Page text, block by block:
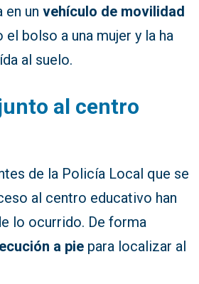
en unvehículo de movilidad
el bolso a una mujer y la ha
al suelo.
al centro
de la Policía Local que se
al centro educativo han
lo ocurrido. De forma
a pie para localizar al